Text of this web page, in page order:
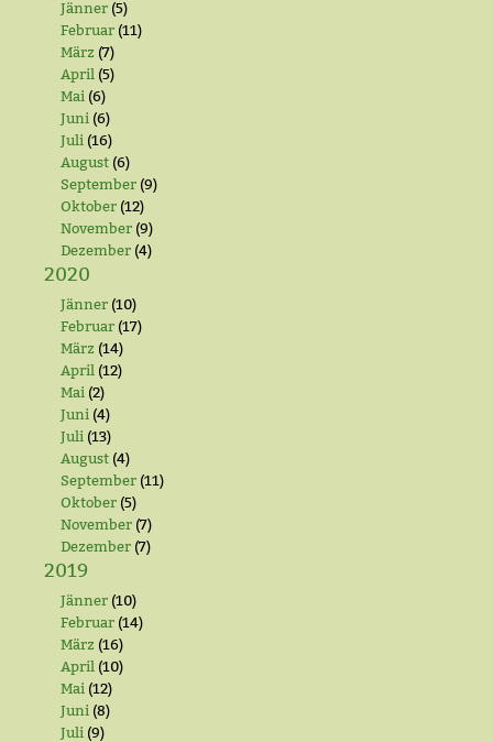
Jänner (5)
Februar (11)
März (7)
April (5)
Mai (6)
Juni (6)
Juli (16)
August (6)
September (9)
Oktober (12)
November (9)
Dezember (4)
2020
Jänner (10)
Februar (17)
März (14)
April (12)
Mai (2)
Juni (4)
Juli (13)
August (4)
September (11)
Oktober (5)
November (7)
Dezember (7)
2019
Jänner (10)
Februar (14)
März (16)
April (10)
Mai (12)
Juni (8)
Juli (9)